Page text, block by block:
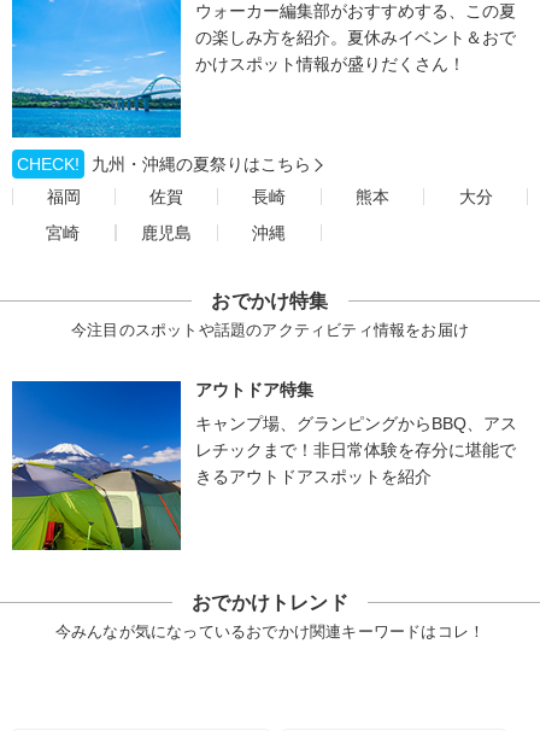
ウォーカー編集部がおすすめする、この夏
の楽しみ方を紹介。夏休みイベント＆おで
かけスポット情報が盛りだくさん！
CHECK!
九州・沖縄の夏祭りはこちら
福岡
佐賀 長崎 熊本
大分
宮崎
鹿児島 沖縄
おでかけ特集
今注目のスポットや話題のアクティビティ情報をお届け
アウトドア特集
キャンプ場、グランピングからBBQ、アス
レチックまで！非日常体験を存分に堪能で
きるアウトドアスポットを紹介
おでかけトレンド
今みんなが気になっているおでかけ関連キーワードはコレ！